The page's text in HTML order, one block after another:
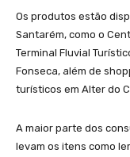
Os produtos estão
Santarém, como o
Terminal Fluvial
Fonseca, além de
turísticos em Alter do
A maior parte dos
levam os itens como